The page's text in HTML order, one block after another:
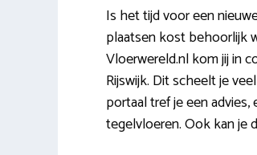
Is het tijd voor een
plaatsen kost behoorlijk
Vloerwereld.nl kom jij in
Rijswijk. Dit scheelt je
portaal tref je een
tegelvloeren. Ook kan je